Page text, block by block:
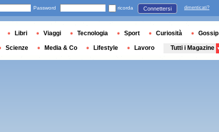
Password ricorda Connettersi dimenticati?
Libri Viaggi Tecnologia Sport Curiosità Gossip
Scienze Media & Co Lifestyle Lavoro Tutti i Magazine